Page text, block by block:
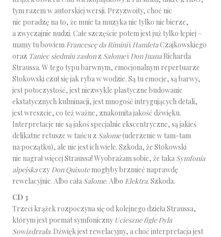
tym razem w autorskiej wersji. Przyzwoity, choć nic
nie poradzę na to, że mnie ta muzyka nie tylko nie bierze,
a zwyczajnie nudzi. Całe szczęście potem jest już tylko lepiej –
mamy tu bowiem Francescę da Riminii HamletaCzajkowskiego
oraz Taniec siedmiu zasłonz Salomei Don Juana Richarda
Straussa. W tego typu barwnym, emocjonalnym repertuarze
Stokowski czuł się jak ryba w wodzie. Są tu emocje, są barwy,
jest potoczystość, jest niezwykle plastyczne budowanie
ekstatycznych kulminacji, jest mnogość intrygujących detali,
jest wreszcie, co też ważne, znakomita jakość dźwięku.
Interpretacje nie są jakoś specjalnie ekscentryczne, są jakieś
delikatne retusze w tańcu z Salome(uderzenie w tam-tam
na początku), ale nie jest ich wiele. Szkoda, że Stokowski
nie nagrał więcej Straussa! Wyobrażam sobie, że taka Symfonia
alpejskaczy Don Quixotemogłyby brzmieć naprawdę
rewelacyjnie. Albo cała Salome. Albo Elektra. Szkoda.
CD 3
Trzeci krążek rozpoczyna się od kolejnego dzieła Straussa,
którym jest poemat symfoniczny Ucieszne figle Dyla
Sowizdrzała. Dźwięk jest rewelacyjny, a choć interpretacja jest